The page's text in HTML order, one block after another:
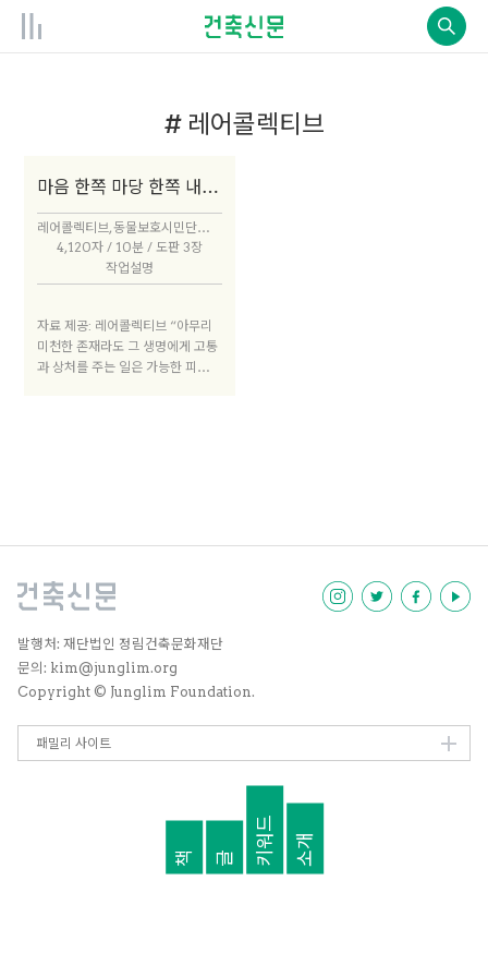
# 레어콜렉티브
마음 한쪽 마당 한쪽 내어주기 프로젝트
레어콜렉티브, 동물보호시민단체 카라 × 오재우
4,120자 / 10분 / 도판 3장
작업설명
자료 제공: 레어콜렉티브 “아무리
미천한 존재라도 그 생명에게 고통
과 상처를 주는 일은 가능한 피해야
발행처: 재단법인 정림건축문화재단
문의: kim@junglim.org
Copyright © Junglim Foundation.
책 글 키워드 소개
패밀리 사이트